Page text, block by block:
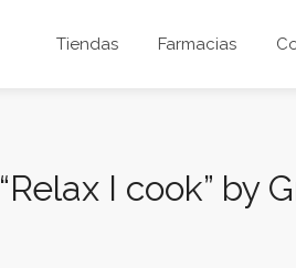
Tiendas Farmacias
“Relax I cook” by